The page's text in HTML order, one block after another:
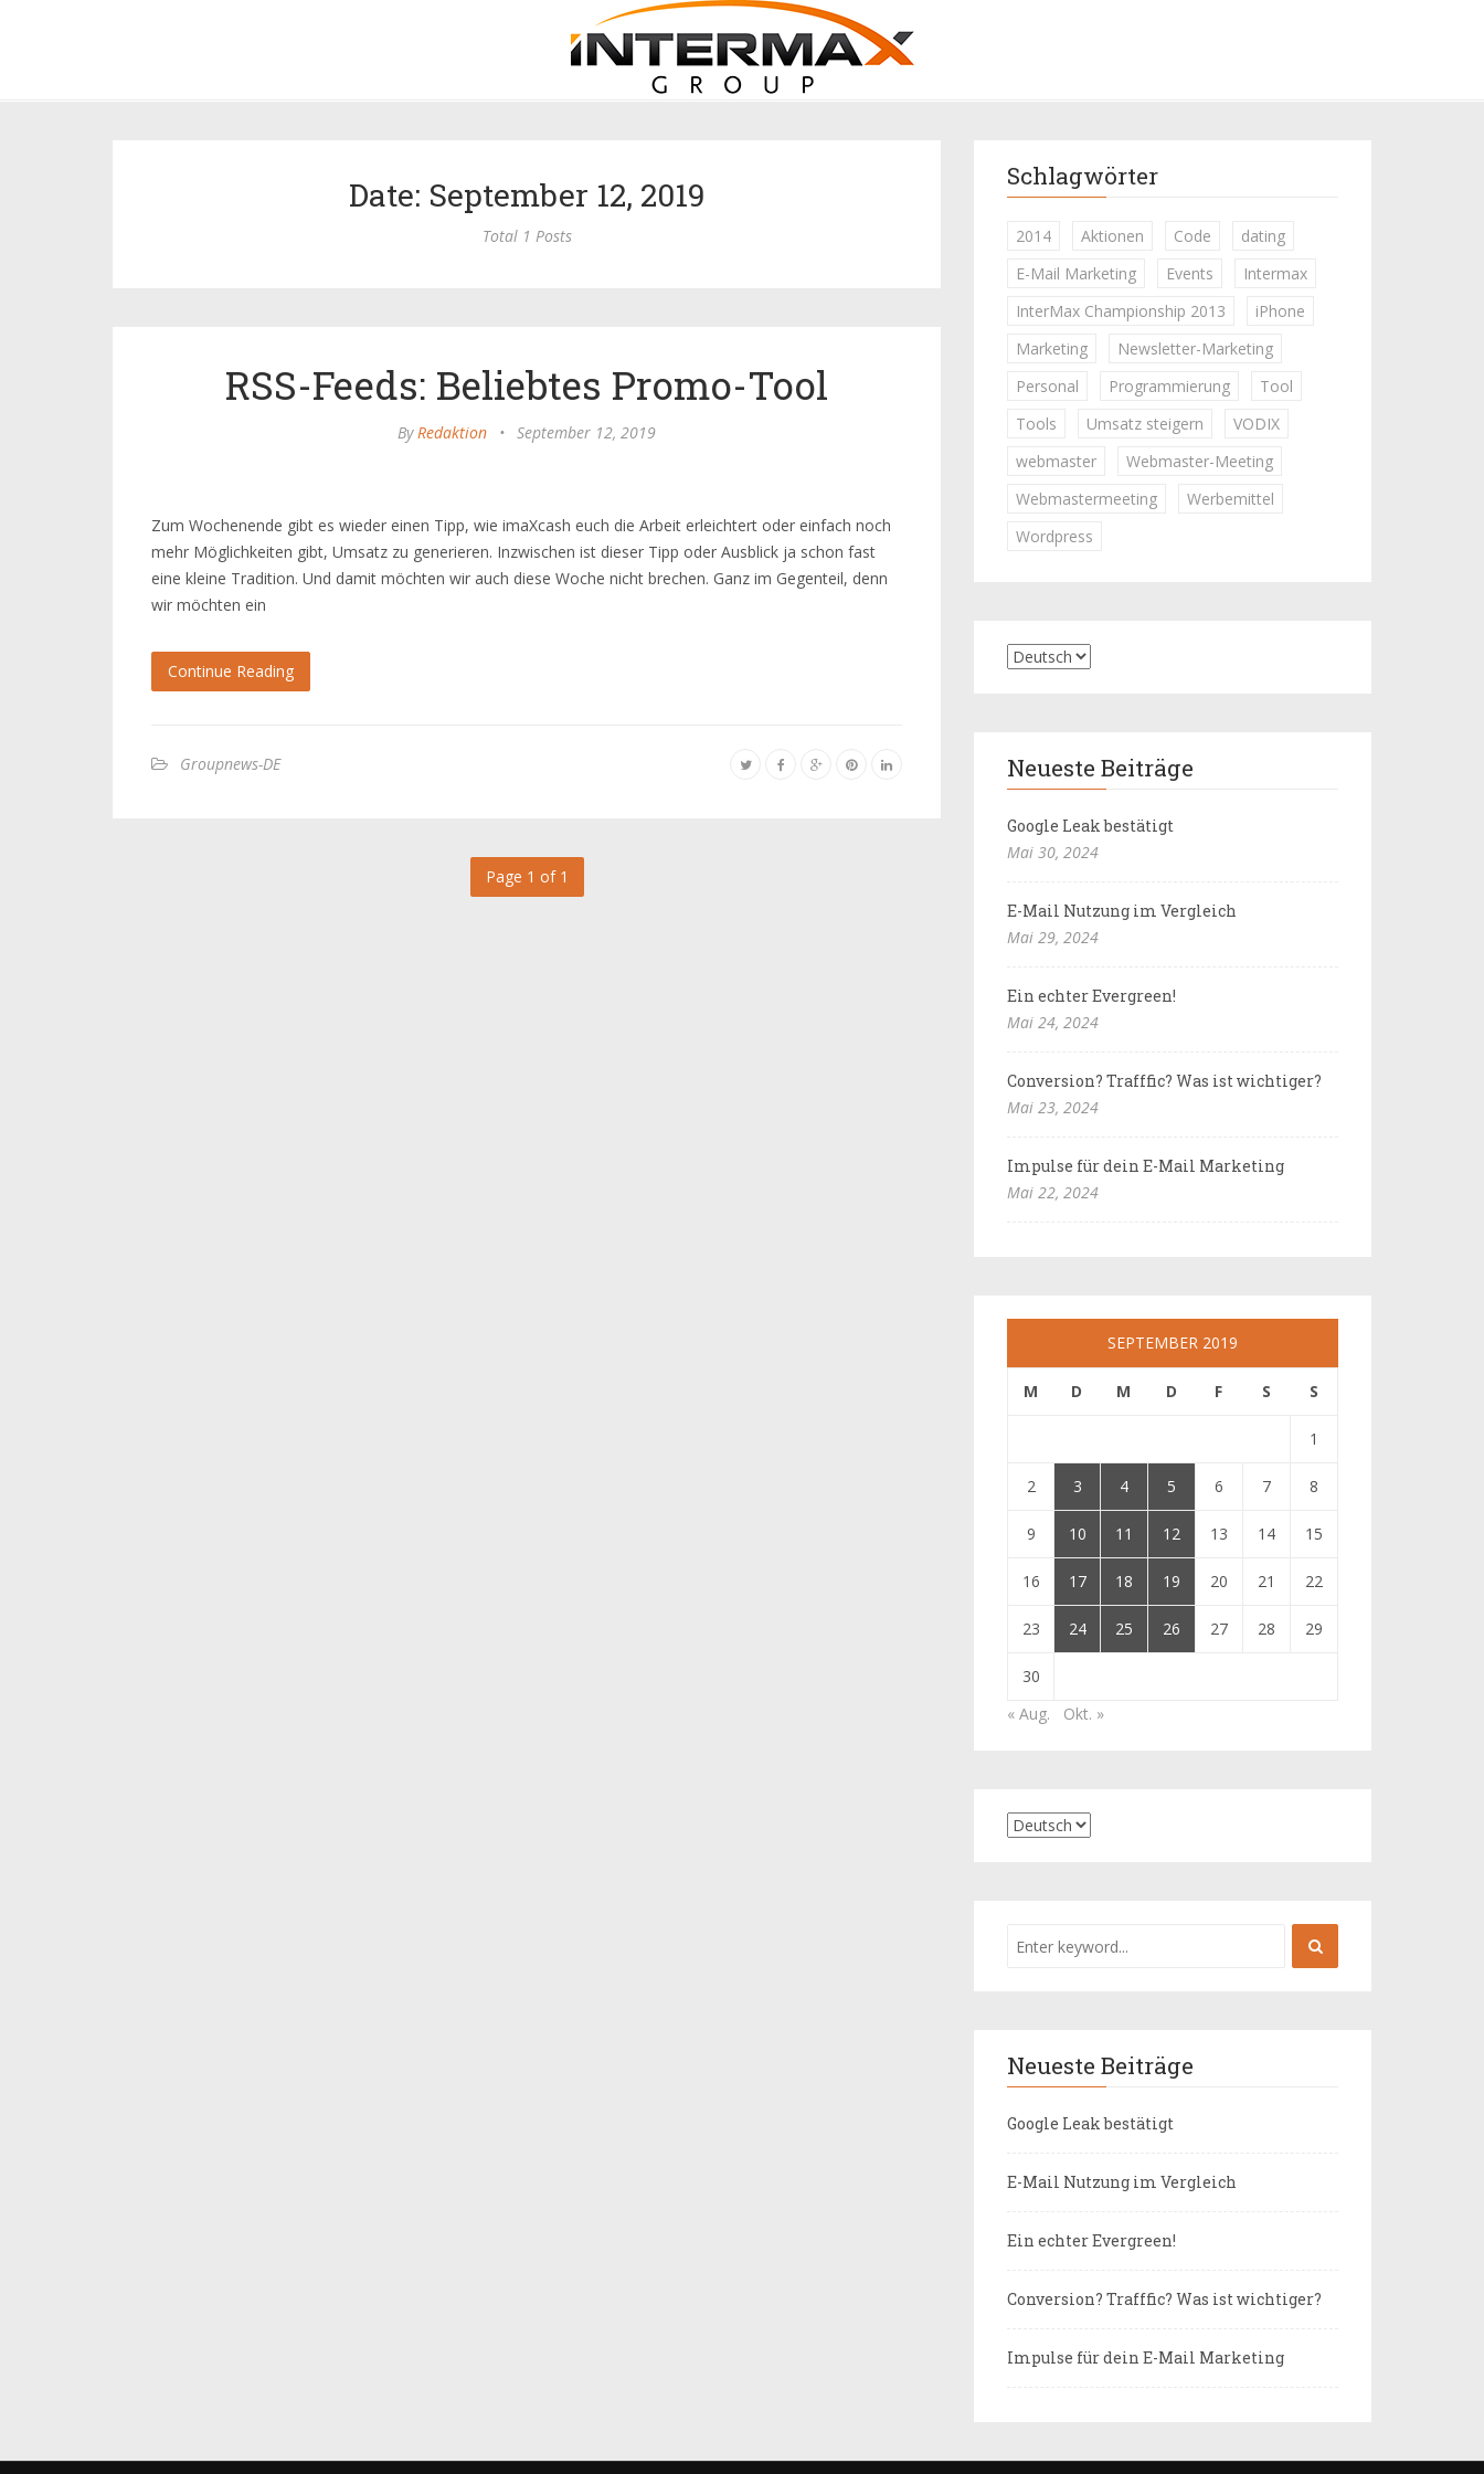
Date: September 12, 2019
Total 1 Posts
RSS-Feeds: Beliebtes Promo-Tool
ByRedaktion • September 12, 2019
Zum Wochenende gibt es wieder einen Tipp, wie imaXcash euch die Arbeit erleichtert oder einfach noch
mehr Möglichkeiten gibt, Umsatz zu generieren. Inzwischen ist dieser Tipp oder Ausblick ja schon fast
eine kleine Tradition. Und damit möchten wir auch diese Woche nicht brechen. Ganz im Gegenteil, denn
wir möchten ein
Continue Reading
Groupnews-DE
Page 1 of 1
Schlagwörter
2014 Aktionen Code
dating
E-Mail Marketing
Events
Intermax
InterMax Championship 2013
iPhone
Marketing
Newsletter-Marketing
Personal
Programmierung
Tool
Tools
Umsatz steigern
VODIX
webmaster
Webmaster-Meeting
Webmastermeeting
Werbemittel
Wordpress
Neueste Beiträge
Google Leak bestätigt
Mai 30, 2024
E-Mail Nutzung im Vergleich
Mai 29, 2024
Ein echter Evergreen!
Mai 24, 2024
Conversion? Trafffic? Was ist wichtiger?
Mai 23, 2024
Impulse für dein E-Mail Marketing
Mai 22, 2024
SEPTEMBER 2019
M D M D F S S
1
2 3 4 5 6 7 8
9 10 11 12 13 14 15
16 17 18 19 20 21 22
23 24 25 26 27 28 29
30
« Aug.
Okt. »
Neueste Beiträge
Google Leak bestätigt
E-Mail Nutzung im Vergleich
Ein echter Evergreen!
Conversion? Trafffic? Was ist wichtiger?
Impulse für dein E-Mail Marketing